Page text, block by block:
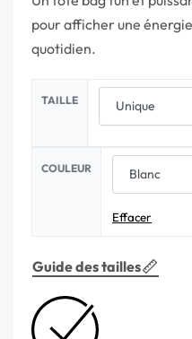
pour afficher une
quotidien.
TAILLE
COULEUR
Effacer
Guide des tailles